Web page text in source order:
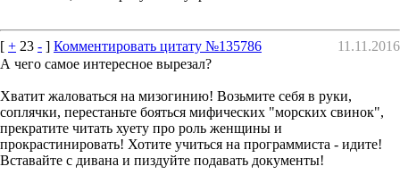
[ + 23 - ] Комментировать цитату №135786
11.11.2016
А чего самое интересное вырезал?
Хватит жаловаться на мизогинию! Возьмите себя в руки,
соплячки, перестаньте бояться мифических "морских свинок",
прекратите читать хуету про роль женщины и
прокрастинировать! Хотите учиться на программиста - идите!
Вставайте с дивана и пиздуйте подавать документы!